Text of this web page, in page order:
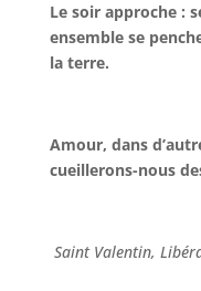
Le soir approche :
ensemble se
la terre.
Amour, dans
cueillerons-nous
Saint Valentin,